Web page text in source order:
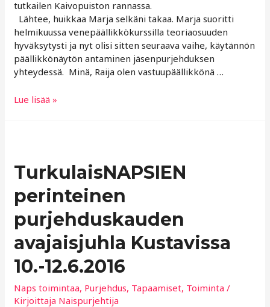
tutkailen Kaivopuiston rannassa.
Lähtee, huikkaa Marja selkäni takaa. Marja suoritti
helmikuussa venepäällikkökurssilla teoriaosuuden
hyväksytysti ja nyt olisi sitten seuraava vaihe, käytännön
päällikkönäytön antaminen jäsenpurjehduksen
yhteydessä. Minä, Raija olen vastuupäällikkönä …
Päällikkönäyttö
Lue lisää »
TurkulaisNAPSIEN
perinteinen
purjehduskauden
avajaisjuhla Kustavissa
10.-12.6.2016
Naps toimintaa, Purjehdus, Tapaamiset, Toiminta /
Kirjoittaja Naispurjehtija